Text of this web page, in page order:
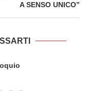
A SENSO UNICO”